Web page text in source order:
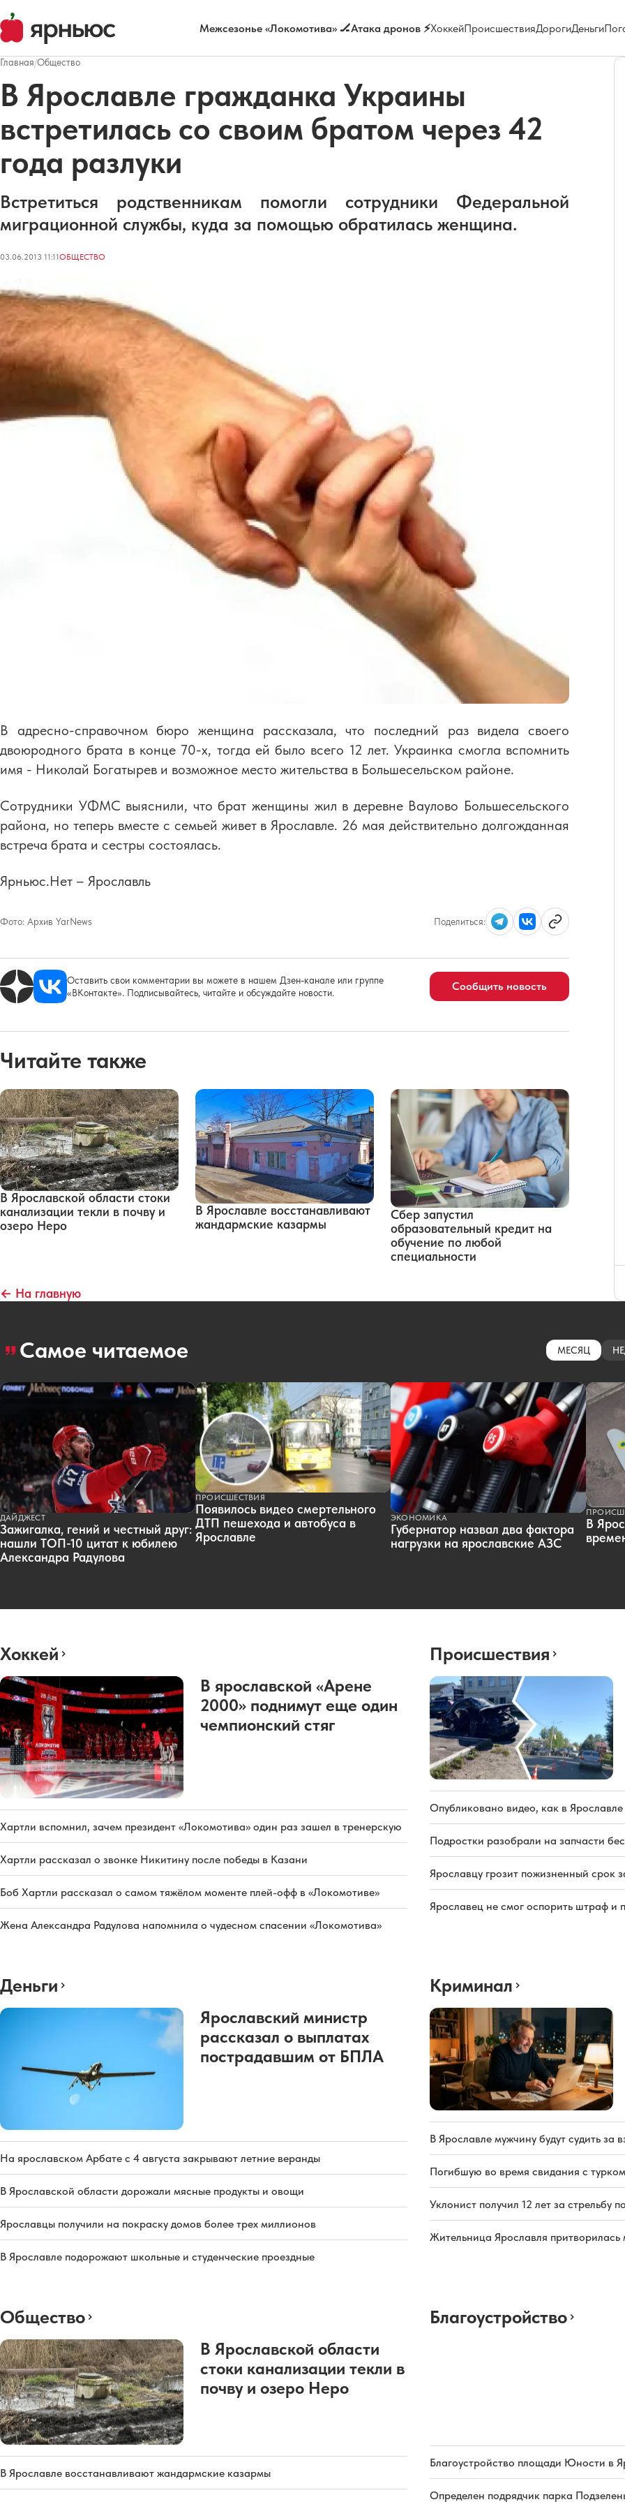
Межсезонье «Локомотива» 🏒Атака дронов ⚡ХоккейПроисшествияДорогиДеньги
Главная/Общество
В Ярославле гражданка Украины
встретилась со своим братом через 42
года разлуки
Встретиться родственникам помогли сотрудники Федеральной
миграционной службы, куда за помощью обратилась женщина.
03.06.2013 11:11ОБЩЕСТВО
В адресно-справочном бюро женщина рассказала, что последний раз видела своего
двоюродного брата в конце 70-х, тогда ей было всего 12 лет. Украинка смогла вспомнить
имя - Николай Богатырев и возможное место жительства в Большесельском районе.
Сотрудники УФМС выяснили, что брат женщины жил в деревне Ваулово Большесельского
района, но теперь вместе с семьей живет в Ярославле. 26 мая действительно долгожданная
встреча брата и сестры состоялась.
Ярньюс.Нет – Ярославль
Фото: Архив YarNews Поделиться:
Оставить свои комментарии вы можете в нашем Дзен-канале или группе
«ВКонтакте». Подписывайтесь, читайте и обсуждайте новости.
Сообщить новость
Читайте также
В Ярославской области стоки
канализации текли в почву и
озеро Неро
В Ярославле восстанавливают
жандармские казармы
Сбер запустил
образовательный кредит на
обучение по любой
специальности
← На главную
Самое читаемое МЕСЯЦ
ДАЙДЖЕСТ
Зажигалка, гений и честный друг:
нашли ТОП-10 цитат к юбилею
Александра Радулова
ПРОИСШЕСТВИЯ
Появилось видео смертельного
ДТП пешехода и автобуса в
Ярославле
ЭКОНОМИКА
Губернатор назвал два фактора
нагрузки на ярославские АЗС
В
Хоккей
В ярославской «Арене
2000» поднимут еще один
чемпионский стяг
Хартли вспомнил, зачем президент «Локомотива» один раз зашел в тренерскую
Хартли рассказал о звонке Никитину после победы в Казани
Боб Хартли рассказал о самом тяжёлом моменте плей-офф в «Локомотиве»
Жена Александра Радулова напомнила о чудесном спасении «Локомотива»
Происшествия
Опубликовано видео, как в
Подростки разобрали на запчасти
Ярославцу грозит пожизненный срок
Ярославец не смог оспорить штраф и
Деньги
Ярославский министр
рассказал о выплатах
пострадавшим от БПЛА
На ярославском Арбате с 4 августа закрывают летние веранды
В Ярославской области дорожали мясные продукты и овощи
Ярославцы получили на покраску домов более трех миллионов
В Ярославле подорожают школьные и студенческие проездные
Криминал
В Ярославле мужчину будут судить за
Погибшую во время свидания с
Уклонист получил 12 лет за стрельбу
Жительница Ярославля
Общество
В Ярославской области
стоки канализации текли в
почву и озеро Неро
В Ярославле восстанавливают жандармские казармы
Благоустройство
Благоустройство площади Юности в
Определен подрядчик парка